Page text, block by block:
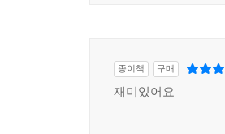
종이책 구매
재미있어요